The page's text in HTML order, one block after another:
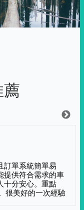
訂單系統簡單易
提供符合需求的車
十分安心。重點
很美好的一次經驗